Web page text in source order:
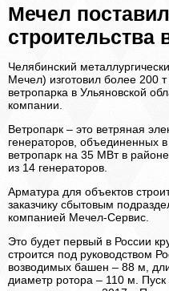
Мечел
строительства
Челябинский
Мечел) изготовил более 200
ветропарка в Ульяновской
компании.
Ветропарк – это ветряная
генераторов, объединенных
ветропарк на 35 МВт в
из 14 генераторов.
Арматура для объектов
заказчику сбытовым
компанией Мечел-Сервис.
Это будет первый в России
строится под руководством
возводимых башен – 88 м,
диаметр ротора – 110 м. Пуск